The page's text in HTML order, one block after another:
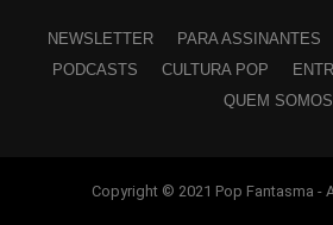
NEWSLETTER PARA ASSINANTES
PODCASTS
CULTURA POP
QUEM SOMOS
Copyright © 2021 Pop Fantasma -